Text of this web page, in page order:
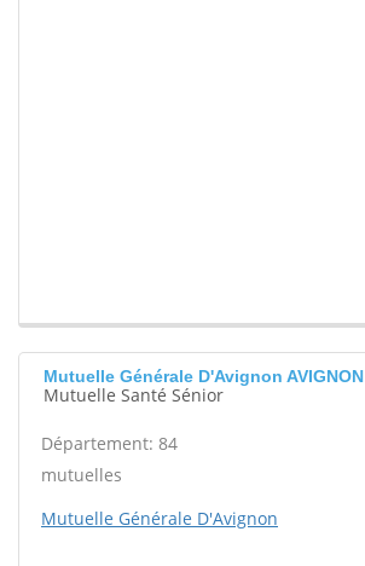
Mutuelle Générale D'Avignon AVIGNON
Mutuelle Santé Sénior
Département: 84
mutuelles
Mutuelle Générale D'Avignon